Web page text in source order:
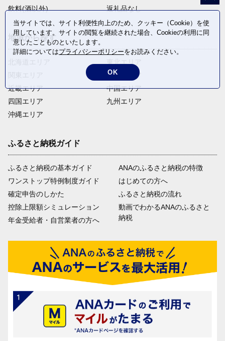
飲料(酒以外)
返礼品なし
地域から探す
近畿エリア
四国エリア
沖縄エリア
中部エリア
中国エリア
九州エリア
ふるさと納税ガイド
ふるさと納税の基本ガイド
ワンストップ特例制度ガイド
確定申告のしかた
控除上限額シミュレーション
年金受給者・自営業者の方へ
ANAのふるさと納税の特徴
はじめての方へ
ふるさと納税の流れ
動画でわかるANAのふるさと
納税
当サイトでは、サイト利便性向上のため、クッキー（Cookie）を使
用しています。サイトの閲覧を継続された場合、Cookieの利用に同
意したことものといたします。
詳細についてはプライバシーポリシーをお読みください。
OK